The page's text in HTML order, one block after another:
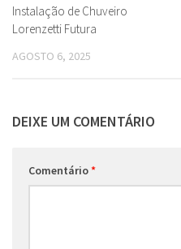
Instalação de Chuveiro
Lorenzetti Futura
AGOSTO 6, 2025
DEIXE UM COMENTÁRIO
Comentário*